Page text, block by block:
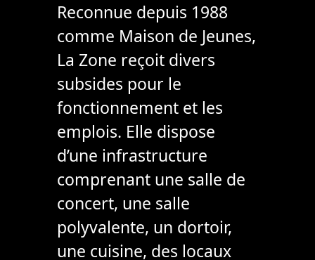
Reconnue depuis 1988
comme Maison de Jeunes,
La Zone reçoit divers
subsides pour le
fonctionnement et les
emplois. Elle dispose
d’une infrastructure
comprenant une salle de
concert, une salle
polyvalente, un dortoir,
une cuisine, des locaux